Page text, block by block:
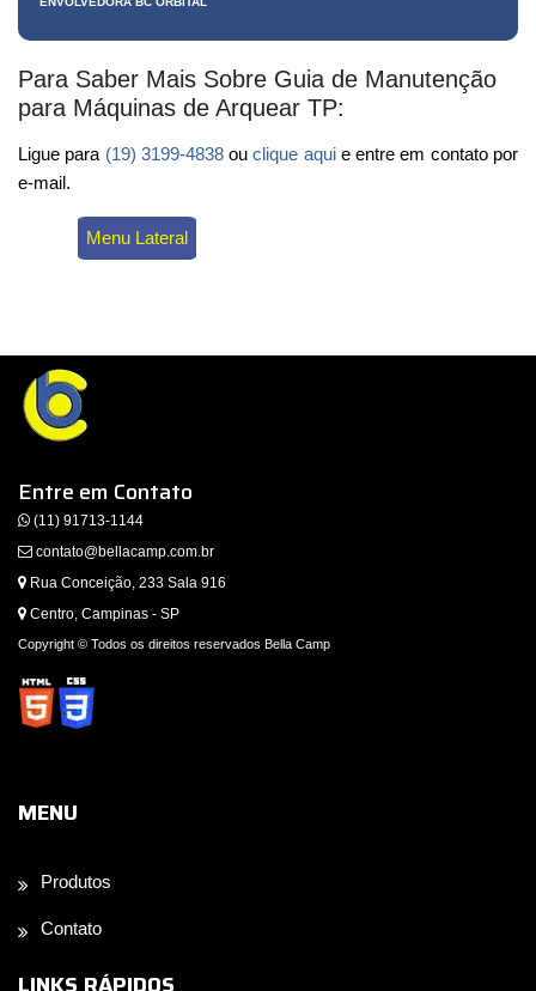
Para Saber Mais Sobre Guia de Manutenção
para Máquinas de Arquear TP:
Ligue para (19) 3199-4838ouclique aquie entre em contato por
e-mail.
Menu Lateral
Entre em Contato
(11) 91713-1144
contato@bellacamp.com.br
Rua Conceição, 233 Sala 916
Centro, Campinas - SP
Copyright © Todos os direitos reservados Bella Camp
MENU
Produtos
Contato